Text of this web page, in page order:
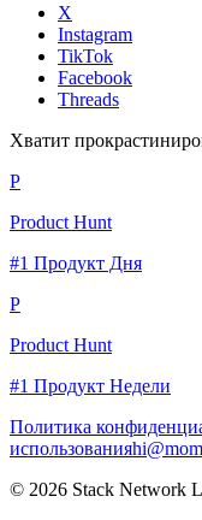
X
Instagram
TikTok
Facebook
Threads
Хватит
P
Product Hunt
#1 Продукт Дня
P
Product Hunt
#1 Продукт Недели
Политика
использования
© 2026 Stack Network